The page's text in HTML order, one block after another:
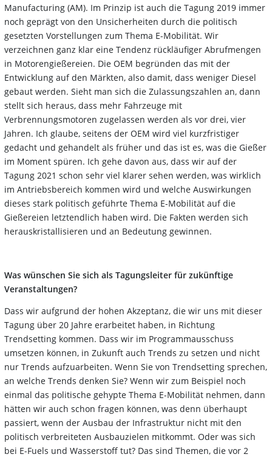
Manufacturing (AM). Im Prinzip ist auch die Tagung 2019 immer
noch geprägt von den Unsicherheiten durch die politisch
gesetzten Vorstellungen zum Thema E-Mobilität. Wir
verzeichnen ganz klar eine Tendenz rückläufiger Abrufmengen
in Motorengießereien. Die OEM begründen das mit der
Entwicklung auf den Märkten, also damit, dass weniger Diesel
gebaut werden. Sieht man sich die Zulassungszahlen an, dann
stellt sich heraus, dass mehr Fahrzeuge mit
Verbrennungsmotoren zugelassen werden als vor drei, vier
Jahren. Ich glaube, seitens der OEM wird viel kurzfristiger
gedacht und gehandelt als früher und das ist es, was die Gießer
im Moment spüren. Ich gehe davon aus, dass wir auf der
Tagung 2021 schon sehr viel klarer sehen werden, was wirklich
im Antriebsbereich kommen wird und welche Auswirkungen
dieses stark politisch geführte Thema E-Mobilität auf die
Gießereien letztendlich haben wird. Die Fakten werden sich
herauskristallisieren und an Bedeutung gewinnen.
Was wünschen Sie sich als Tagungsleiter für zukünftige
Veranstaltungen?
Dass wir aufgrund der hohen Akzeptanz, die wir uns mit dieser
Tagung über 20 Jahre erarbeitet haben, in Richtung
Trendsetting kommen. Dass wir im Programmausschuss
umsetzen können, in Zukunft auch Trends zu setzen und nicht
nur Trends aufzuarbeiten. Wenn Sie von Trendsetting sprechen,
an welche Trends denken Sie? Wenn wir zum Beispiel noch
einmal das politische gehypte Thema E-Mobilität nehmen, dann
hätten wir auch schon fragen können, was denn überhaupt
passiert, wenn der Ausbau der Infrastruktur nicht mit den
politisch verbreiteten Ausbauzielen mitkommt. Oder was sich
bei E-Fuels und Wasserstoff tut? Das sind Themen, die vor 2